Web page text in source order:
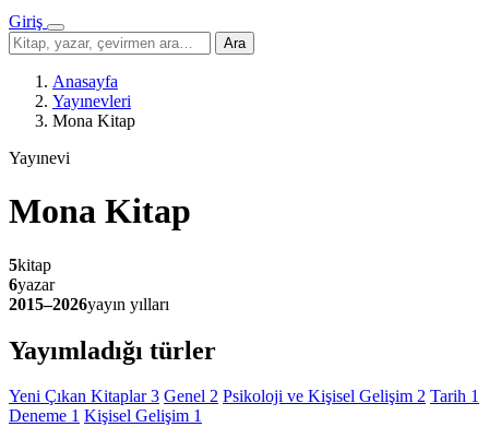
Giriş
Menü
Sitede
ara
Ara
Anasayfa
Yayınevleri
Mona Kitap
Yayınevi
Mona Kitap
5kitap
6yazar
2015–2026yayın yılları
Yayımladığı türler
Yeni Çıkan Kitaplar3 Genel 2 Psikoloji ve Kişisel Gelişim 2 Tarih 1
Deneme 1 Kişisel Gelişim 1